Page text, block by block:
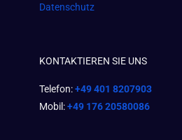
Datenschutz
KONTAKTIEREN SIE UNS
Telefon:+49 401 8207903
Mobil:+49 176 20580086